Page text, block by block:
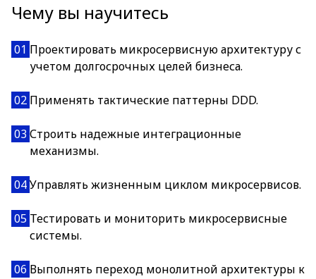
Чему вы научитесь
01 Проектировать микросервисную архитектуру с
учетом долгосрочных целей бизнеса.
02 Применять тактические паттерны DDD.
03 Строить надежные интеграционные
механизмы.
04Управлять жизненным циклом микросервисов.
05 Тестировать и мониторить микросервисные
системы.
06 Выполнять переход монолитной архитектуры к